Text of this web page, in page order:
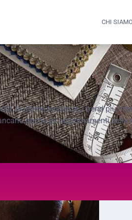
CHI
le ultime tendenze, i trend più
anche gli aggiornamenti